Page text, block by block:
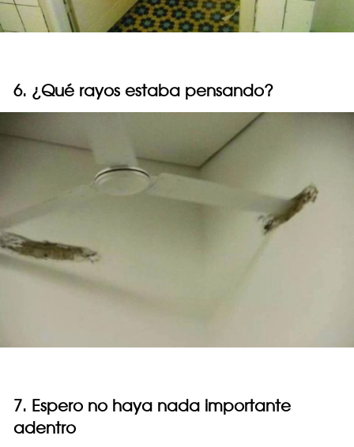
6. ¿Qué rayos estaba pensando?
7. Espero no haya nada importante
adentro